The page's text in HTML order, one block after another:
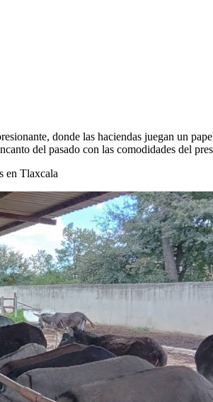
donde las haciendas juegan un
del pasado con las comodidades del
en Tlaxcala